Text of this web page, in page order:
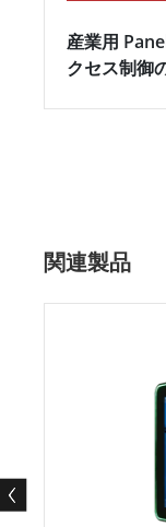
産業用
クセス制御
関連製品